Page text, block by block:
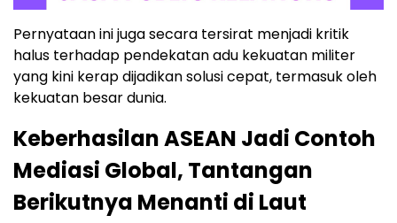
Pernyataan ini juga secara tersirat menjadi kritik
halus terhadap pendekatan adu kekuatan militer
yang kini kerap dijadikan solusi cepat, termasuk oleh
kekuatan besar dunia.
Keberhasilan ASEAN Jadi Contoh
Mediasi Global, Tantangan
Berikutnya Menanti di Laut